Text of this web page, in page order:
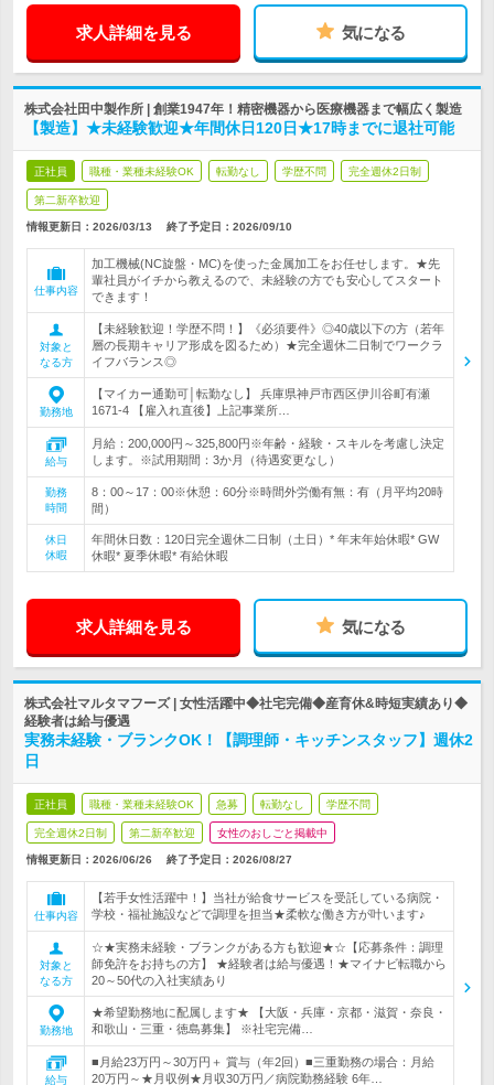
求人詳細を見る 気になる
株式会社田中製作所 | 創業1947年！精密機器から医療機器まで幅広く製造
【製造】★未経験歓迎★年間休日120日★17時までに退社可能
正社員 職種・業種未経験OK 転勤なし 学歴不問 完全週休2日制
第二新卒歓迎
情報更新日：2026/03/13 終了予定日： 2026/09/10
仕事内容
加工機械(NC旋盤・MC)を使った金属加工をお任せします。★先
輩社員がイチから教えるので、未経験の方でも安心してスタート
できます！
対象と
なる方
【未経験歓迎！学歴不問！】《必須要件》◎40歳以下の方（若年
層の長期キャリア形成を図るため）★完全週休二日制でワークラ
イフバランス◎
勤務地
【マイカー通勤可│転勤なし】 兵庫県神戸市西区伊川谷町有瀬
1671-4 【雇入れ直後】上記事業所…
給与
月給：200,000円～325,800円※年齢・経験・スキルを考慮し決定
します。※試用期間：3か月（待遇変更なし）
勤務
時間
8：00～17：00※休憩：60分※時間外労働有無：有（月平均20時
間）
休日
休暇
年間休日数：120日完全週休二日制（土日）* 年末年始休暇* GW
休暇* 夏季休暇* 有給休暇
求人詳細を見る 気になる
株式会社マルタマフーズ | 女性活躍中◆社宅完備◆産育休&時短実績あり◆
経験者は給与優遇
実務未経験・ブランクOK！【調理師・キッチンスタッフ】週休2
日
正社員 職種・業種未経験OK 急募 転勤なし 学歴不問
完全週休2日制 第二新卒歓迎 女性のおしごと掲載中
情報更新日：2026/06/26 終了予定日： 2026/08/27
仕事内容
【若手女性活躍中！】当社が給食サービスを受託している病院・
学校・福祉施設などで調理を担当★柔軟な働き方が叶います♪
対象と
なる方
☆★実務未経験・ブランクがある方も歓迎★☆【応募条件：調理
師免許をお持ちの方】 ★経験者は給与優遇！★マイナビ転職から
20～50代の入社実績あり
勤務地
★希望勤務地に配属します★ 【大阪・兵庫・京都・滋賀・奈良・
和歌山・三重・徳島募集】 ※社宅完備…
給与
■月給23万円～30万円＋ 賞与（年2回）■三重勤務の場合：月給
20万円～★月収例★月収30万円／病院勤務経験 6年…